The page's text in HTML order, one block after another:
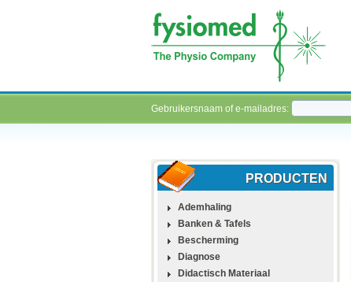
Gebruikersnaam of e-mailadres:
PRODUCTEN
Ademhaling
Banken & Tafels
Bescherming
Diagnose
Didactisch Materiaal